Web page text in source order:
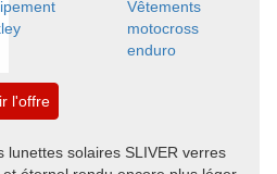
Vêtements
motocross
enduro
l'offre
lunettes solaires SLIVER verres